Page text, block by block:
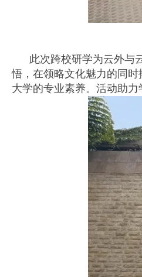
此次跨校研学为云外与云
悟，在领略文化魅力的同
大学的专业素养。活动助